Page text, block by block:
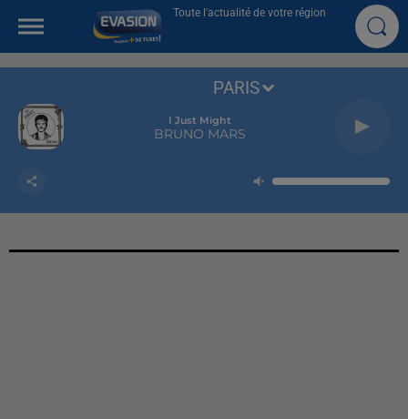
Toute l'actualité de votre région
I Just Might
BRUNO MARS
PARIS